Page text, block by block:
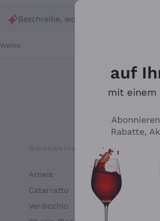
Beschreibe, wonach du suchst
Weine
Weissweine
Arneis
Catarratto
Verdicchio
auf
mit einem
Rabatte,